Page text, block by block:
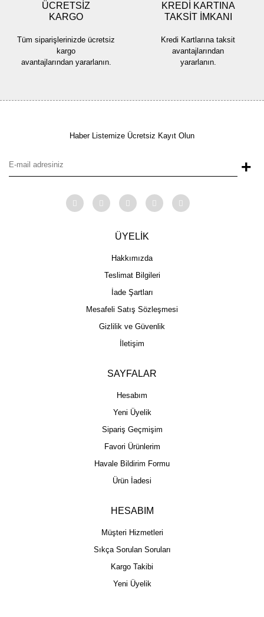
ÜCRETSİZ
KARGO
Tüm siparişlerinizde ücretsiz
kargo
avantajlarından yararlanın.
KREDİ KARTINA
TAKSİT İMKANI
Kredi Kartlarına taksit
avantajlarından
yararlanın.
Haber Listemize Ücretsiz Kayıt Olun
+
ÜYELİK
Hakkımızda
Teslimat Bilgileri
İade Şartları
Mesafeli Satış Sözleşmesi
Gizlilik ve Güvenlik
İletişim
SAYFALAR
Hesabım
Yeni Üyelik
Sipariş Geçmişim
Favori Ürünlerim
Havale Bildirim Formu
Ürün İadesi
HESABIM
Müşteri Hizmetleri
Sıkça Sorulan Soruları
Kargo Takibi
Yeni Üyelik